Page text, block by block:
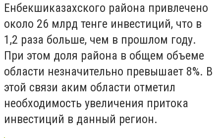
Енбекшиказахского района привлечено
около 26 млрд тенге инвестиций, что в
1,2 раза больше, чем в прошлом году.
При этом доля района в общем объеме
области незначительно превышает 8%. В
этой связи аким области отметил
необходимость увеличения притока
инвестиций в данный регион.